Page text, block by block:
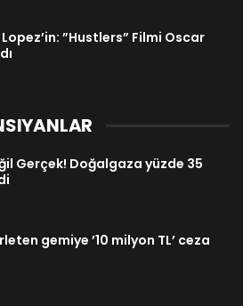
”Hustlers” Filmi Oscar
Gerçek! Doğalgaza yüzde 35
gemiye ’10 milyon TL’ ceza